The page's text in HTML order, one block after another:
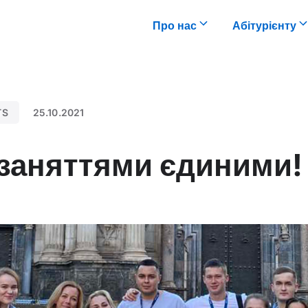
Про нас Абітурієнту
25.10.2021
єдиними!